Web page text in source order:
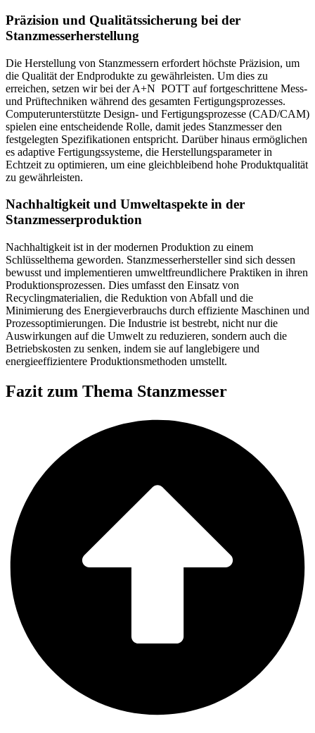
Präzision und Qualitätssicherung bei der
Stanzmesserherstellung
Die Herstellung von Stanzmessern erfordert höchste Präzision, um
die Qualität der Endprodukte zu gewährleisten. Um dies zu
erreichen, setzen wir bei derA+N POTT auf fortgeschrittene Mess-
und Prüftechniken während des gesamten Fertigungsprozesses.
Computerunterstützte Design- und Fertigungsprozesse (CAD/CAM)
spielen eine entscheidende Rolle, damit jedes Stanzmesser den
festgelegten Spezifikationen entspricht. Darüber hinaus ermöglichen
es adaptive Fertigungssysteme, die Herstellungsparameter in
Echtzeit zu optimieren, um eine gleichbleibend hohe Produktqualität
zu gewährleisten.
Nachhaltigkeit und Umweltaspekte in der
Stanzmesserproduktion
Nachhaltigkeit ist in der modernen Produktion zu einem
Schlüsselthema geworden. Stanzmesserhersteller sind sich dessen
bewusst und implementieren umweltfreundlichere Praktiken in ihren
Produktionsprozessen. Dies umfasst den Einsatz von
Recyclingmaterialien, die Reduktion von Abfall und die
Minimierung des Energieverbrauchs durch effiziente Maschinen und
Prozessoptimierungen. Die Industrie ist bestrebt, nicht nur die
Auswirkungen auf die Umwelt zu reduzieren, sondern auch die
Betriebskosten zu senken, indem sie auf langlebigere und
energieeffizientere Produktionsmethoden umstellt.
Fazit zum Thema Stanzmesser